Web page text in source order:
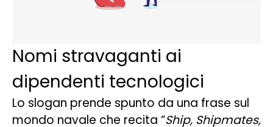
Nomi stravaganti ai
dipendenti tecnologici
Lo slogan prende spunto da una frase sul
mondo navale che recita “Ship, Shipmates,